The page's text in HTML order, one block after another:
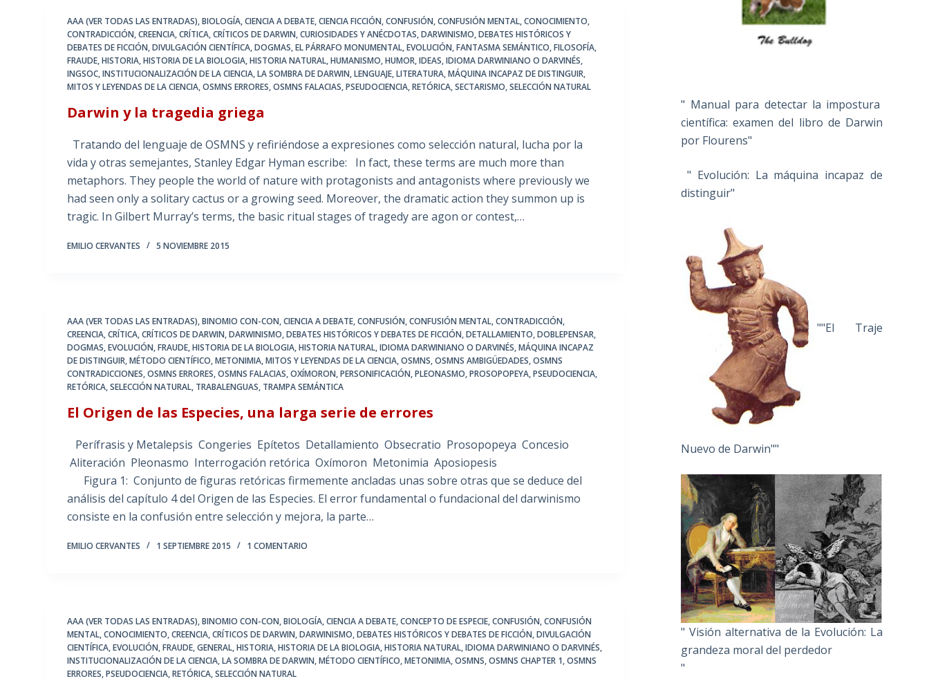
AAA (VER TODAS LAS ENTRADAS),BIOLOGÍA,CIENCIA A DEBATE,CIENCIA FICCIÓN,CONFUSIÓN,CONFUSIÓN MENTAL,CONOCIMIENTO,
CONTRADICCIÓN,CREENCIA,CRÍTICA,CRÍTICOS DE DARWIN,CURIOSIDADES Y ANÉCDOTAS,DARWINISMO,DEBATES HISTÓRICOS Y
DEBATES DE FICCIÓN,DIVULGACIÓN CIENTÍFICA,DOGMAS,EL PÁRRAFO MONUMENTAL,EVOLUCIÓN,FANTASMA SEMÁNTICO,FILOSOFÍA,
FRAUDE,HISTORIA,HISTORIA DE LA BIOLOGIA,HISTORIA NATURAL,HUMANISMO,HUMOR,IDEAS,IDIOMA DARWINIANO O DARVINÉS,
INGSOC,INSTITUCIONALIZACIÓN DE LA CIENCIA,LA SOMBRA DE DARWIN,LENGUAJE,LITERATURA,MÁQUINA INCAPAZ DE DISTINGUIR,
MITOS Y LEYENDAS DE LA CIENCIA,OSMNS ERRORES,OSMNS FALACIAS,PSEUDOCIENCIA,RETÓRICA,SECTARISMO,SELECCIÓN NATURAL
Darwin y la tragedia griega
Tratando del lenguaje de OSMNS y refiriéndose a expresiones como selección natural, lucha por la
vida y otras semejantes, Stanley Edgar Hyman escribe: In fact, these terms are much more than
metaphors. They people the world of nature with protagonists and antagonists where previously we
had seen only a solitary cactus or a growing seed. Moreover, the dramatic action they summon up is
tragic. In Gilbert Murray’s terms, the basic ritual stages of tragedy are agon or contest,…
EMILIO CERVANTES 5 NOVIEMBRE 2015
AAA (VER TODAS LAS ENTRADAS),BINOMIO CON-CON,CIENCIA A DEBATE,CONFUSIÓN,CONFUSIÓN MENTAL,CONTRADICCIÓN,
CREENCIA,CRÍTICA,CRÍTICOS DE DARWIN,DARWINISMO,DEBATES HISTÓRICOS Y DEBATES DE FICCIÓN,DETALLAMIENTO,DOBLEPENSAR,
DOGMAS,EVOLUCIÓN,FRAUDE,HISTORIA DE LA BIOLOGIA,HISTORIA NATURAL,IDIOMA DARWINIANO O DARVINÉS,MÁQUINA INCAPAZ
DE DISTINGUIR,MÉTODO CIENTÍFICO,METONIMIA,MITOS Y LEYENDAS DE LA CIENCIA,OSMNS,OSMNS AMBIGÜEDADES,OSMNS
CONTRADICCIONES,OSMNS ERRORES,OSMNS FALACIAS,OXÍMORON,PERSONIFICACIÓN,PLEONASMO,PROSOPOPEYA,PSEUDOCIENCIA,
RETÓRICA,SELECCIÓN NATURAL, TRABALENGUAS, TRAMPA SEMÁNTICA
El Origen de las Especies, una larga serie de errores
Perífrasis y Metalepsis Congeries Epítetos Detallamiento Obsecratio Prosopopeya Concesio
Aliteración Pleonasmo Interrogación retórica Oxímoron Metonimia Aposiopesis
Figura 1: Conjunto de figuras retóricas firmemente ancladas unas sobre otras que se deduce del
análisis del capítulo 4 del Origen de las Especies. El error fundamental o fundacional del darwinismo
consiste en la confusión entre selección y mejora, la parte…
EMILIO CERVANTES 1 SEPTIEMBRE 2015 1 COMENTARIO
AAA (VER TODAS LAS ENTRADAS),BINOMIO CON-CON,BIOLOGÍA,CIENCIA A DEBATE,CONCEPTO DE ESPECIE,CONFUSIÓN,CONFUSIÓN
MENTAL,CONOCIMIENTO,CREENCIA,CRÍTICOS DE DARWIN,DARWINISMO,DEBATES HISTÓRICOS Y DEBATES DE FICCIÓN,DIVULGACIÓN
CIENTÍFICA,EVOLUCIÓN,FRAUDE,GENERAL,HISTORIA,HISTORIA DE LA BIOLOGIA,HISTORIA NATURAL,IDIOMA DARWINIANO O DARVINÉS,
INSTITUCIONALIZACIÓN DE LA CIENCIA,LA SOMBRA DE DARWIN,MÉTODO CIENTÍFICO,METONIMIA,OSMNS,OSMNS CHAPTER 1,OSMNS
ERRORES,PSEUDOCIENCIA,RETÓRICA,SELECCIÓN NATURAL
" Manual para detectar la impostura
científica: examen del libro de Darwin
por Flourens"
" Evolución: La máquina incapaz de
distinguir"
""El Traje
Nuevo de Darwin""
" Visión alternativa de la Evolución: La
grandeza moral del perdedor
"